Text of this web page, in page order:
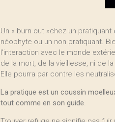
Un « burn out »chez un
néophyte ou un non pratiquant.
l’interaction avec le monde
de la mort, de la vieillesse, ni de
Elle pourra par contre les
La pratique est un coussin
tout comme en son guide.